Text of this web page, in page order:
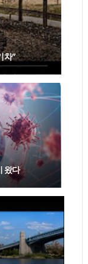
차”
왔다